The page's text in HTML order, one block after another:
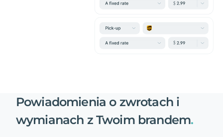
Powiadomienia o zwrotach i
wymianach z Twoim brandem.